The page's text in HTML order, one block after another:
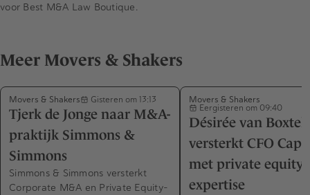
voor Best M&A Law Boutique.
Meer Movers & Shakers
Movers & Shakers Gisteren om 13:13
Tjerk de Jonge naar M&A-
praktijk Simmons &
Simmons
Simmons & Simmons versterkt
Corporate M&A en Private Equity-
Movers & Shakers
Eergisteren om 09:40
Désirée van Boxtel
versterkt CFO
met private equity-
expertise